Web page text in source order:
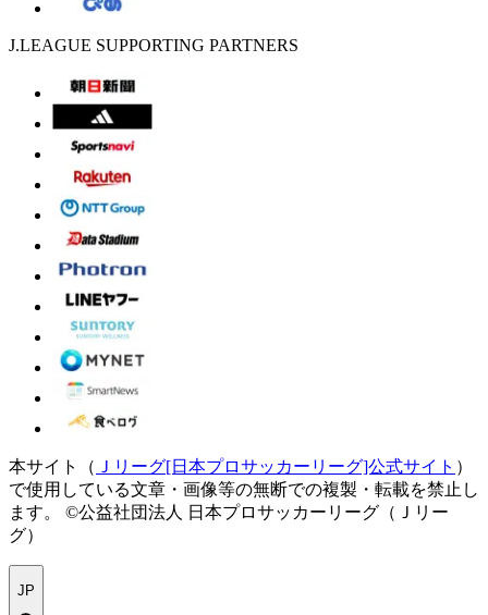
J.LEAGUE SUPPORTING PARTNERS
本サイト（ Ｊリーグ[日本プロサッカーリーグ]公式サイト ）
で使用している文章・画像等の無断での複製・転載を禁止し
ます。
©公益社団法人 日本プロサッカーリーグ（Ｊリー
グ）
JP